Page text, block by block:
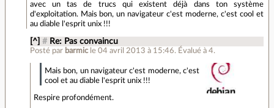
avec un tas de trucs qui existent déjà dans ton système
d'exploitation. Mais bon, un navigateur c'est moderne, c'est cool et
au diable l'esprit unix !!!
[^] # Re: Pas convaincu
Posté par barmic le 04 avril 2013 à 15:46. Évalué à 4.
Mais bon, un navigateur c'est moderne, c'est
cool et au diable l'esprit unix !!!
Respire profondément.